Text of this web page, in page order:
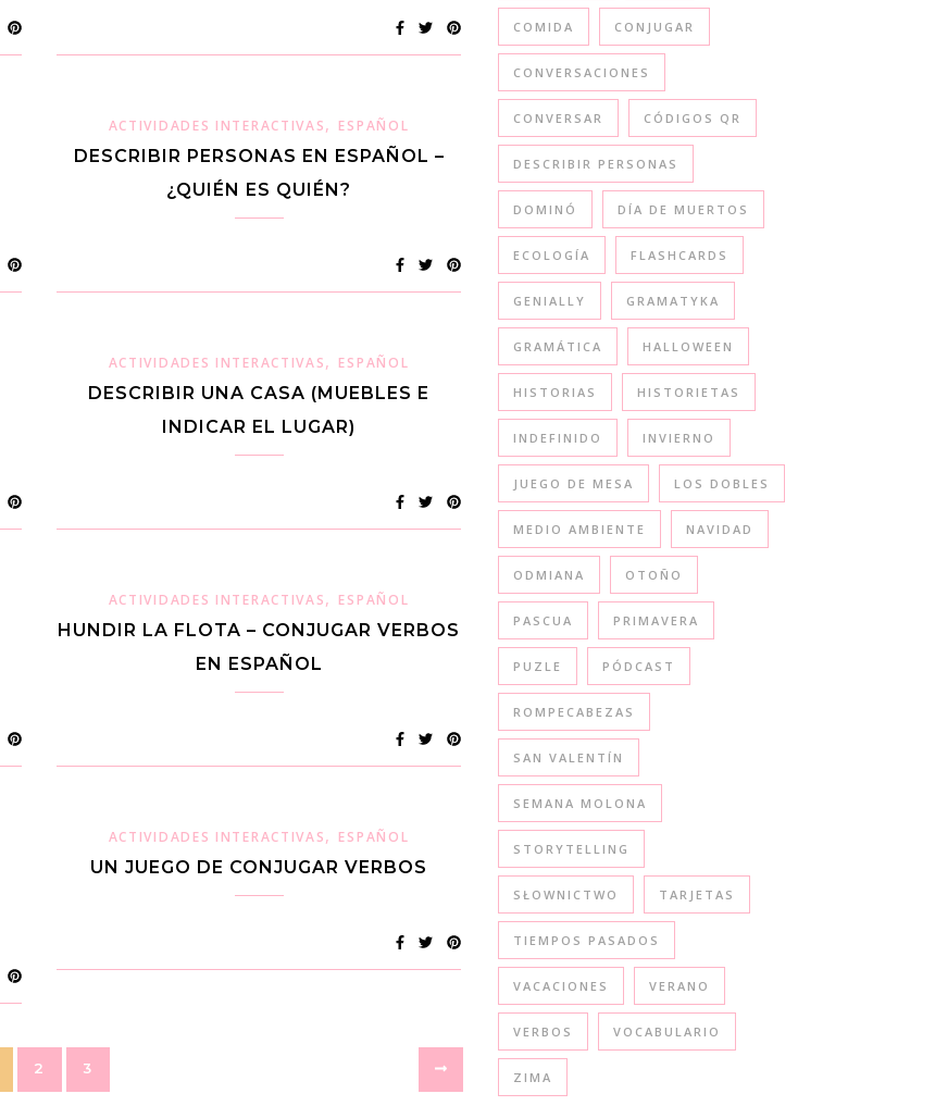
ACTIVIDADES INTERACTIVAS, ESPAÑOL
DESCRIBIR PERSONAS EN ESPAÑOL –
¿QUIÉN ES QUIÉN?
ACTIVIDADES INTERACTIVAS, ESPAÑOL
DESCRIBIR UNA CASA (MUEBLES E
INDICAR EL LUGAR)
ACTIVIDADES INTERACTIVAS, ESPAÑOL
HUNDIR LA FLOTA – CONJUGAR VERBOS
EN ESPAÑOL
ACTIVIDADES INTERACTIVAS, ESPAÑOL
UN JUEGO DE CONJUGAR VERBOS
2 3
COMIDA CONJUGAR
CONVERSACIONES
CONVERSAR CÓDIGOS QR
DESCRIBIR PERSONAS
DOMINÓ DÍA DE MUERTOS
ECOLOGÍA FLASHCARDS
GENIALLY GRAMATYKA
GRAMÁTICA HALLOWEEN
HISTORIAS HISTORIETAS
INDEFINIDO INVIERNO
JUEGO DE MESA LOS DOBLES
MEDIO AMBIENTE NAVIDAD
ODMIANA OTOÑO
PASCUA PRIMAVERA
PUZLE PÓDCAST
ROMPECABEZAS
SAN VALENTÍN
SEMANA MOLONA
STORYTELLING
SŁOWNICTWO TARJETAS
TIEMPOS PASADOS
VACACIONES VERANO
VERBOS VOCABULARIO
ZIMA